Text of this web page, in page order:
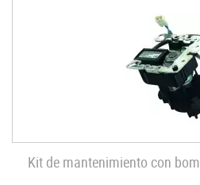
Kit de mantenimiento con